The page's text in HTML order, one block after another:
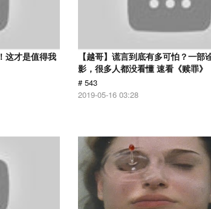
这才是值得我
【越哥】谎言到底有多可怕？一部
影，很多人都没看懂 速看《赎罪》
# 543
2019-05-16 03:28